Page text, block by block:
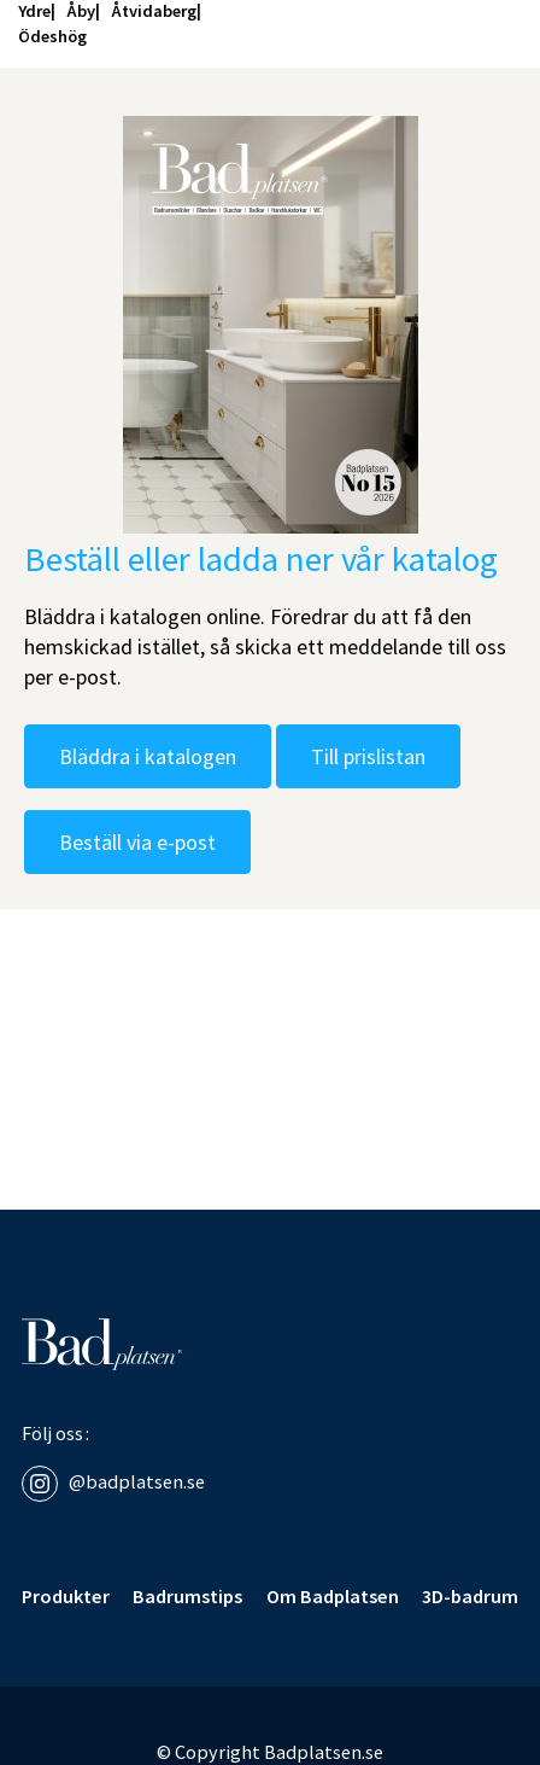
Ydre
Åby
Åtvidaberg
Ödeshög
Beställ eller ladda ner vår katalog
Bläddra i katalogen online. Föredrar du att få den
hemskickad istället, så skicka ett meddelande till oss
per e-post.
Bläddra i katalogen Till prislistan
Beställ via e-post
Följ oss
@badplatsen.se
Produkter
Badrumstips Om Badplatsen 3D-badrum
© Copyright Badplatsen.se